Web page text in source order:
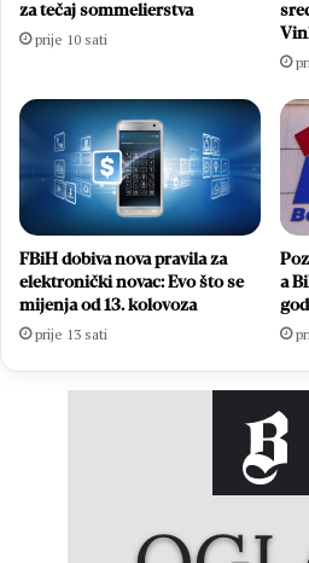
za tečaj sommelierstva
prije 10 sati
FBiH dobiva nova pravila za
elektronički novac: Evo što se
mijenja od 13. kolovoza
prije 13 sati
a